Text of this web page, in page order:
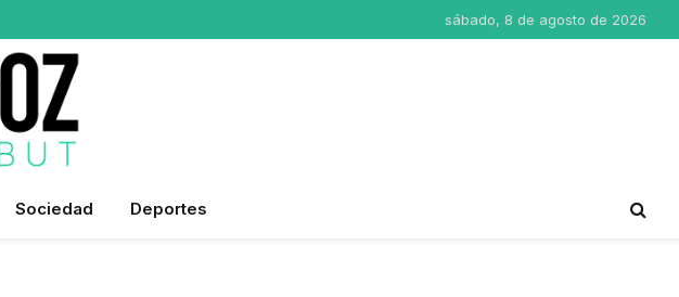
sábado, 8 de agosto de 2026
Sociedad Deportes